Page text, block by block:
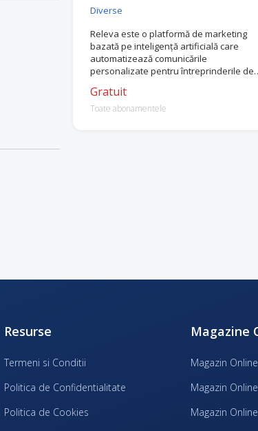
Diverse
Releva este o platformă de marketing
bazată pe inteligență artificială care
automatizează comunicările
personalizate pentru întreprinderile de
Gratuit
Toate abonamentele
Resurse
Termeni si Conditii
Politica de Confidentialitate
Politica de Cookies
Magazine
Magazin
Magazin
Magazin